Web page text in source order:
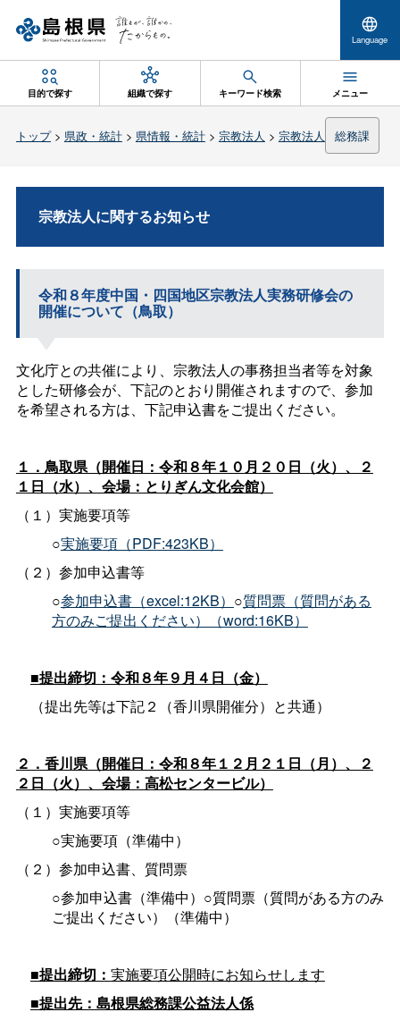
Language
目的で探す 組織で探す キーワード検索 メニュー
トップ> 県政・統計> 県情報・統計> 宗教法人 > 宗教法人 総務課
宗教法人に関するお知らせ
令和８年度中国・四国地区宗教法人実務研修会の
開催について（鳥取）
文化庁との共催により、宗教法人の事務担当者等を対象
とした研修会が、下記のとおり開催されますので、参加
を希望される方は、下記申込書をご提出ください。
１．鳥取県（開催日：令和８年１０月２０日（火）、２
１日（水）、会場：とりぎん文化会館）
（１）実施要項等
○実施要項（PDF:423KB）
（２）参加申込書等
○参加申込書（excel:12KB） ○質問票（質問がある
方のみご提出ください）（word:16KB）
■提出締切：令和８年９月４日（金）
（提出先等は下記２（香川県開催分）と共通）
２．香川県（開催日：令和８年１２月２１日（月）、２
２日（火）、会場：高松センタービル）
（１）実施要項等
○実施要項（準備中）
（２）参加申込書、質問票
○参加申込書（準備中）○質問票（質問がある方のみ
ご提出ください）（準備中）
■提出締切： 実施要項公開時にお知らせします
■提出先：島根県総務課公益法人係